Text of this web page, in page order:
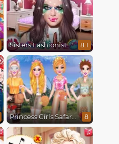
Sisters Fashionista Makeup 8.1
Princess Girls Safari Trip 8